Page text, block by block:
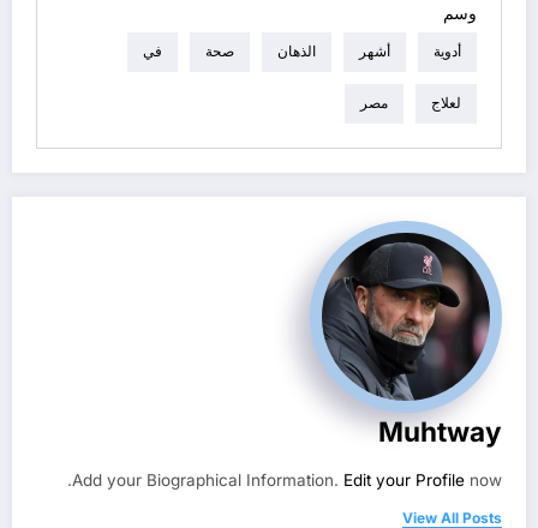
وسم
أدوية أشهر الذهان صحة في
لعلاج مصر
Muhtway
Add your Biographical Information. Edit your Profile now.
View All Posts